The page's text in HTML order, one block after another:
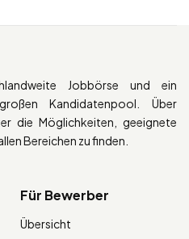
Jobbörse und ein
Kandidatenpool. Über
die Möglichkeiten, geeignete
Bereichen zu finden.
Für Bewerber
Übersicht